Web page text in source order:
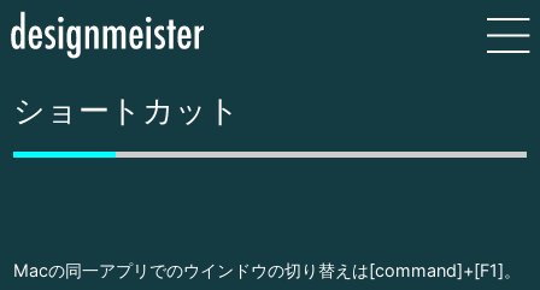
ショートカット
Macの同一アプリでのウインドウの切り替えは[command]+[F1]。